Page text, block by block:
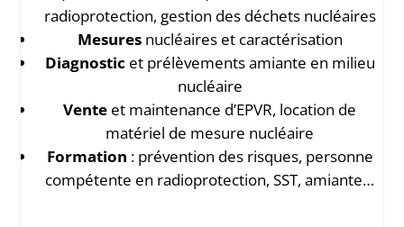
radioprotection, gestion des déchets nucléaires
Mesuresnucléaires et caractérisation
Diagnostic et prélèvements amiante en milieu
nucléaire
Vente et maintenance d’EPVR, location de
matériel de mesure nucléaire
Formation : prévention des risques, personne
compétente en radioprotection, SST, amiante…